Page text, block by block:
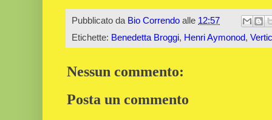
Pubblicato da Bio Correndo alle 12:57
Etichette: Benedetta Broggi, Henri Aymonod,
Nessun commento:
Posta un commento